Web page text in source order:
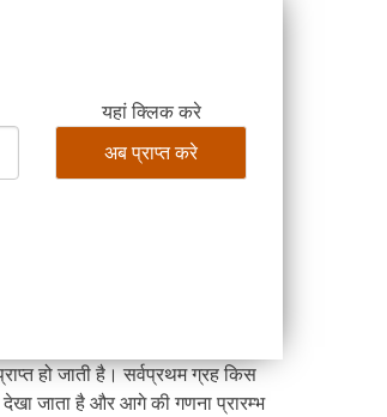
यहां क्लिक करे
हो जाती है। सर्वप्रथम ग्रह किस
जाता है और आगे की गणना प्रारम्भ